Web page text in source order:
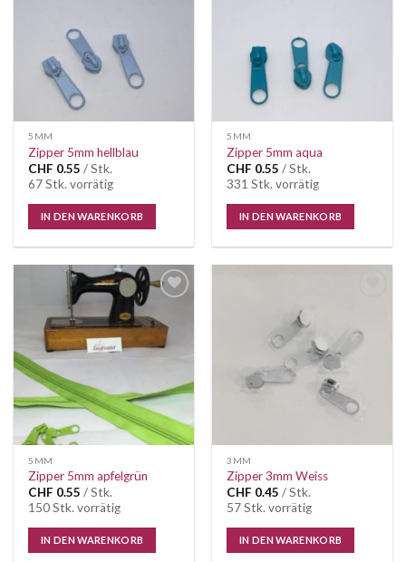
5MM
Zipper 5mm hellblau
CHF 0.55 / Stk.
67 Stk. vorrätig
IN DEN WARENKORB
5MM
Zipper 5mm aqua
CHF 0.55 / Stk.
331 Stk. vorrätig
IN DEN WARENKORB
Auf die
Wunschliste
5MM
Zipper 5mm apfelgrün
CHF 0.55 / Stk.
150 Stk. vorrätig
IN DEN WARENKORB
3MM
Zipper 3mm Weiss
CHF 0.45 / Stk.
57 Stk. vorrätig
IN DEN WARENKORB